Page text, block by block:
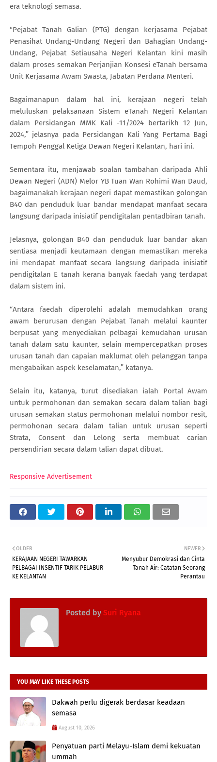
era teknologi semasa.
“Pejabat Tanah Galian (PTG) dengan kerjasama Pejabat
Penasihat Undang-Undang Negeri dan Bahagian Undang-
Undang, Pejabat Setiausaha Negeri Kelantan kini masih
dalam proses semakan Perjanjian Konsesi eTanah bersama
Unit Kerjasama Awam Swasta, Jabatan Perdana Menteri.
Bagaimanapun dalam hal ini, kerajaan negeri telah
meluluskan pelaksanaan Sistem eTanah Negeri Kelantan
dalam Persidangan MMK Kali -11/2024 bertarikh 12 Jun,
2024,” jelasnya pada Persidangan Kali Yang Pertama Bagi
Tempoh Penggal Ketiga Dewan Negeri Kelantan, hari ini.
Sementara itu, menjawab soalan tambahan daripada Ahli
Dewan Negeri (ADN) Melor YB Tuan Wan Rohimi Wan Daud,
bagaimanakah kerajaan negeri dapat memastikan golongan
B40 dan penduduk luar bandar mendapat manfaat secara
langsung daripada inisiatif pendigitalan pentadbiran tanah.
Jelasnya, golongan B40 dan penduduk luar bandar akan
sentiasa menjadi keutamaan dengan memastikan mereka
ini mendapat manfaat secara langsung daripada inisiatif
pendigitalan E tanah kerana banyak faedah yang terdapat
dalam sistem ini.
“Antara faedah diperolehi adalah memudahkan orang
awam berurusan dengan Pejabat Tanah melalui kaunter
berpusat yang menyediakan pelbagai kemudahan urusan
tanah dalam satu kaunter, selain mempercepatkan proses
urusan tanah dan capaian maklumat oleh pelanggan tanpa
mengabaikan aspek keselamatan,” katanya.
Selain itu, katanya, turut disediakan ialah Portal Awam
untuk permohonan dan semakan secara dalam talian bagi
urusan semakan status permohonan melalui nombor resit,
permohonan secara dalam talian untuk urusan seperti
Strata, Consent dan Lelong serta membuat carian
persendirian secara dalam talian dapat dibuat.
Responsive Advertisement
NEWER
Menyubur Demokrasi dan Cinta
Tanah Air: Catatan Seorang
Perantau
OLDER
KERAJAAN NEGERI TAWARKAN
PELBAGAI INSENTIF TARIK PELABUR
KE KELANTAN
Posted by Suri Ryana
YOU MAY LIKE THESE POSTS
Dakwah perlu digerak berdasar keadaan
semasa
August 10, 2026
Penyatuan parti Melayu-Islam demi kekuatan
ummah